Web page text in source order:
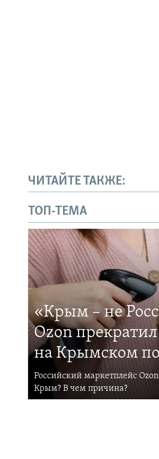
ЧИТАЙТЕ ТАКЖЕ:
ТОП-ТЕМА
«Крым – не
Ozon
на Крымском
Российский маркетплейс
Крым? В чем причина?